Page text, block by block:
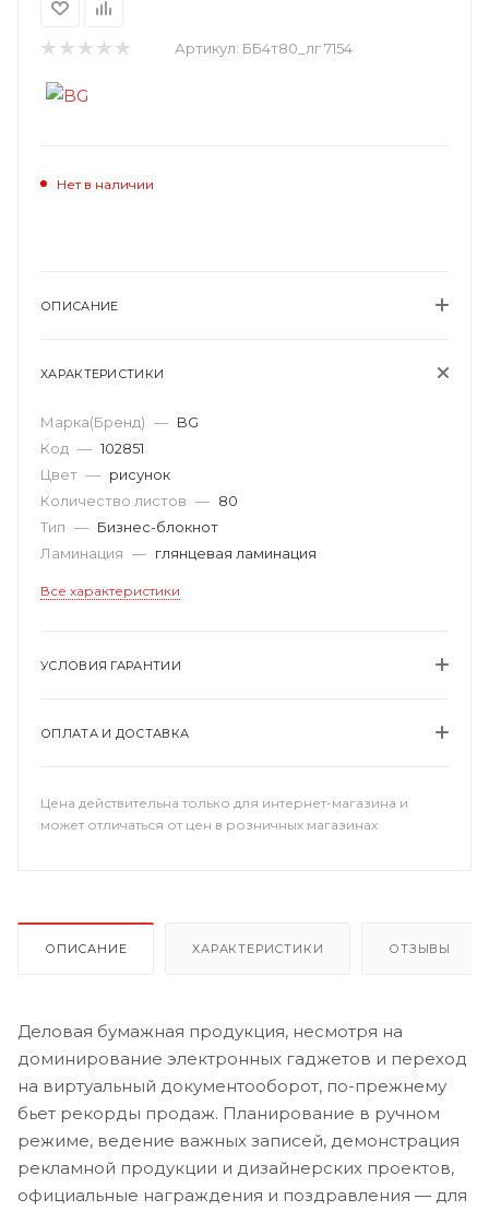
Артикул: ББ4т80_лг 7154
Нет в наличии
ОПИСАНИЕ
ХАРАКТЕРИСТИКИ
Марка(Бренд) — BG
Код — 102851
Цвет — рисунок
Количество листов — 80
Тип — Бизнес-блокнот
Ламинация — глянцевая ламинация
Все характеристики
УСЛОВИЯ ГАРАНТИИ
ОПЛАТА И ДОСТАВКА
Цена действительна только для интернет-магазина и
может отличаться от цен в розничных магазинах
ОПИСАНИЕ ХАРАКТЕРИСТИКИ ОТЗЫВЫ
Деловая бумажная продукция, несмотря на
доминирование электронных гаджетов и переход
на виртуальный документооборот, по-прежнему
бьет рекорды продаж. Планирование в ручном
режиме, ведение важных записей, демонстрация
рекламной продукции и дизайнерских проектов,
официальные награждения и поздравления — для